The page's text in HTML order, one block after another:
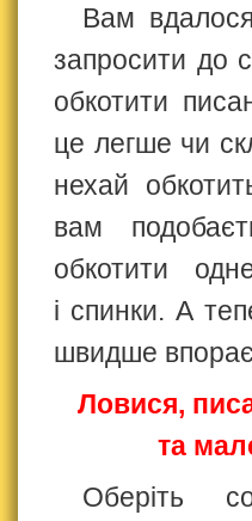
Вам
запросити до
обкотити
це легше чи
нехай
вам
обкотити
і спинки. А
швидше
Ловися,
та
Оберіть